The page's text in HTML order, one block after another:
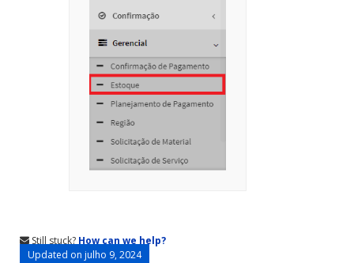
Still stuck? How can we help?
Updated on julho 9, 2024